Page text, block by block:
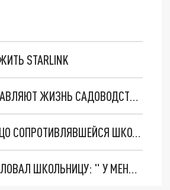
STARLINK
"ВОРУЮТ И ПРИСТАЮТ К ЖЕНЩИНАМ": НАГЛЫЕ МИГРАНТЫ ОТРАВЛЯЮТ ЖИЗНЬ САДОВОДСТВА ПОД ВСЕВОЛОЖСКОМ
НА ДЕТСКОЙ ПЛОЩАДКЕ В ПЕТЕРБУРГЕ НАСИЛЬНИК ПРИЖЁГ ЛИЦО СОПРОТИВЛЯВШЕЙСЯ ШКОЛЬНИЦЫ СИГАРЕТОЙ
ДВУХМЕТРОВЫЙ ИЗВРАЩЕНЕЦ ВОСТОЧНОЙ ВНЕШНОСТИ ИЗНАСИЛОВАЛ ШКОЛЬНИЦУ: " У МЕНЯ ПСИХИЧЕСКИЕ НАРУШЕНИЯ"